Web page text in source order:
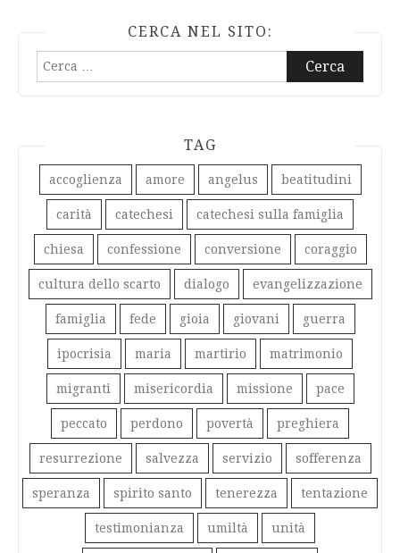
CERCA NEL SITO:
Ricerca
per:
TAG
accoglienza amore angelus beatitudini
carità catechesi catechesi sulla famiglia
chiesa confessione conversione coraggio
cultura dello scarto dialogo evangelizzazione
famiglia fede gioia giovani guerra
ipocrisia maria martirio matrimonio
migranti misericordia missione pace
peccato perdono povertà preghiera
resurrezione salvezza servizio sofferenza
speranza spirito santo tenerezza tentazione
testimonianza umiltà unità